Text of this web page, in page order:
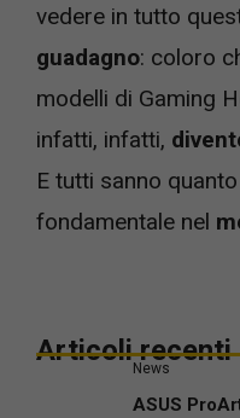
vedere in tutto
guadagno: coloro
modelli di Gaming
infatti, infatti,
E tutti sanno
fondamentale nel
Articoli recenti
News
ASUS